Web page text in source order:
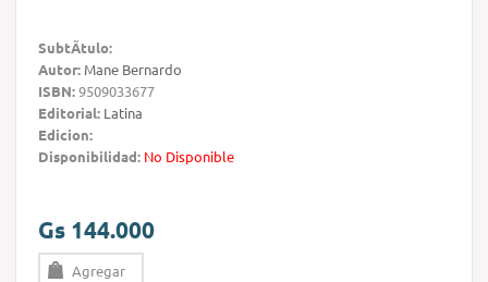
SubtÃ­tulo:
Autor: Mane Bernardo
ISBN:9509033677
Editorial: Latina
Edicion:
Disponibilidad: No Disponible
Gs 144.000
Agregar